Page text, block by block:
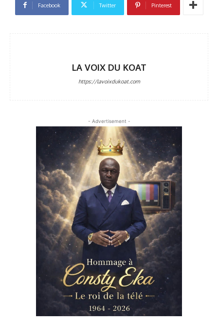
Facebook Twitter Pinterest
LA VOIX DU KOAT
https://lavoixdukoat.com
- Advertisement -